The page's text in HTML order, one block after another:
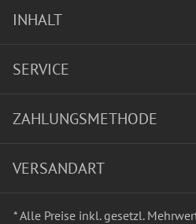
INHALT
SERVICE
ZAHLUNGSMETHODE
VERSANDART
* Alle Preise inkl. gesetzl.